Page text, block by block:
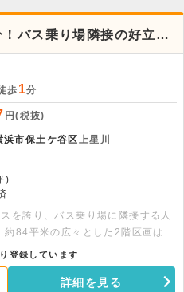
バス乗り場隣接の好立地
歩 1分
円(税抜)
浜市保土ケ谷区上星川
)
を誇り、バス乗り場に隣接する人
84平米の広々とした2階区画は窓
可能です。前テナントは音楽教室
ムから見える位置への看板設置も相
的な物件です。まずはお気軽にお
登録しています
詳細を見る